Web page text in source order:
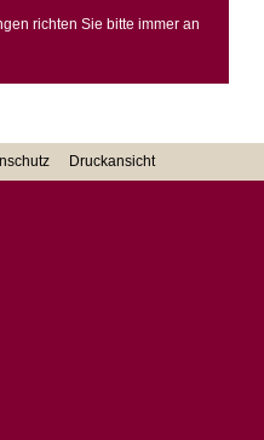
richten Sie bitte immer an
Druckansicht